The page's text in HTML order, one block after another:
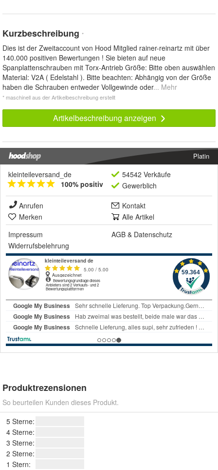
Kurzbeschreibung *
Dies ist der Zweitaccount von Hood Mitglied rainer-reinartz mit über
140.000 positiven Bewertungen ! Sie bieten auf neue
Spanplattenschrauben mit Torx-Antrieb Größe: Bitte oben auswählen
Material: V2A ( Edelstahl ). Bitte beachten: Abhängig von der Größe
haben die Schrauben entweder Vollgewinde oder... Mehr
* maschinell aus der Artikelbeschreibung erstellt
Artikelbeschreibung anzeigen
Platin
kleinteileversand_de
100% positiv
54542 Verkäufe
Gewerblich
Anrufen
Kontakt
Merken
Alle Artikel
Impressum
AGB & Datenschutz
Widerrufsbelehrung
Produktrezensionen
So beurteilen Kunden dieses Produkt.
5 Sterne:
4 Sterne:
3 Sterne:
2 Sterne:
1 Stern: